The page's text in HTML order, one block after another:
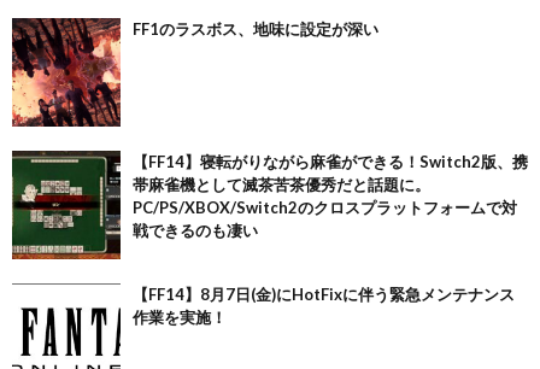
FF1のラスボス、地味に設定が深い
【FF14】寝転がりながら麻雀ができる！Switch2版、携
帯麻雀機として滅茶苦茶優秀だと話題に。
PC/PS/XBOX/Switch2のクロスプラットフォームで対
戦できるのも凄い
【FF14】8月7日(金)にHotFixに伴う緊急メンテナンス
作業を実施！